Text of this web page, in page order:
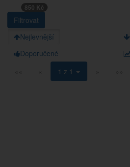
850 Kč
Nejlevnější
Doporučené
««
« 1 z 1 » »»